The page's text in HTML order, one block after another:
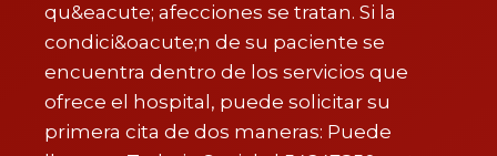
qu&eacute; afecciones se tratan. Si la
condici&oacute;n de su paciente se
encuentra dentro de los servicios que
ofrece el hospital, puede solicitar su
primera cita de dos maneras: Puede